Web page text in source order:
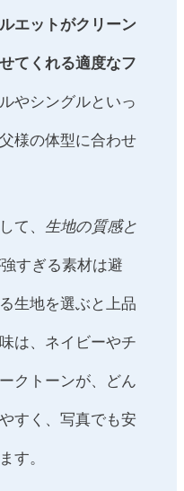
エットがクリーン
てくれる適度なフ
やシングルといっ
様の体型に合わせ
て、 生地の質感と
すぎる素材は避
生地を選ぶと上品
は、ネイビーやチ
クトーンが、どん
すく、写真でも安
す。